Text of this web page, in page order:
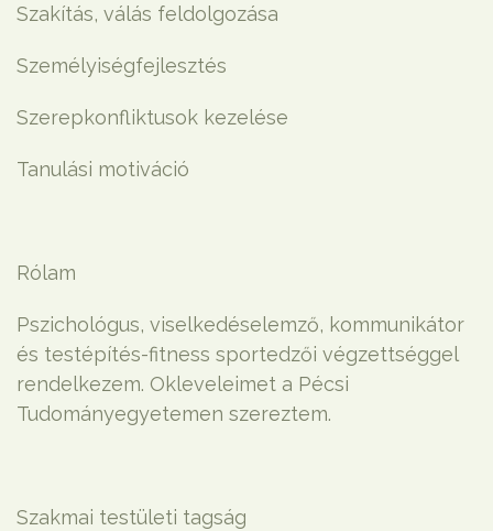
Szakítás, válás feldolgozása
Személyiségfejlesztés
Szerepkonfliktusok kezelése
Tanulási motiváció
Rólam
Pszichológus, viselkedéselemző, kommunikátor
és testépítés-fitness sportedzői végzettséggel
rendelkezem. Okleveleimet a Pécsi
Tudományegyetemen szereztem.
Szakmai testületi tagság